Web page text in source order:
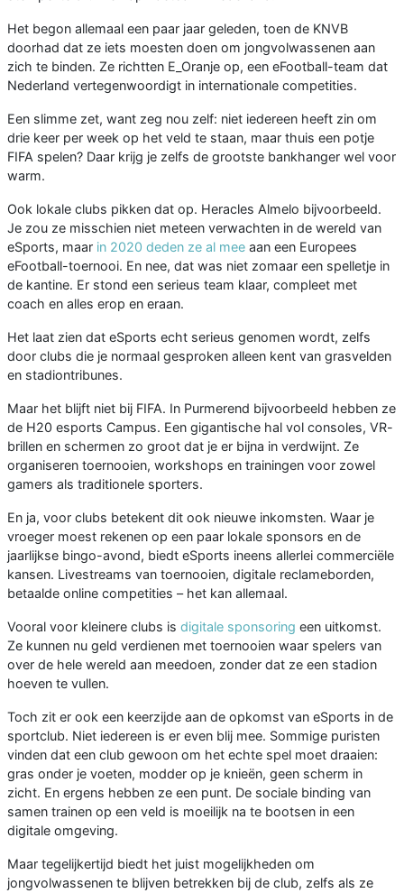
Het begon allemaal een paar jaar geleden, toen de KNVB
doorhad dat ze iets moesten doen om jongvolwassenen aan
zich te binden. Ze richtten E_Oranje op, een eFootball-team dat
Nederland vertegenwoordigt in internationale competities.
Een slimme zet, want zeg nou zelf: niet iedereen heeft zin om
drie keer per week op het veld te staan, maar thuis een potje
FIFA spelen? Daar krijg je zelfs de grootste bankhanger wel voor
warm.
Ook lokale clubs pikken dat op. Heracles Almelo bijvoorbeeld.
Je zou ze misschien niet meteen verwachten in de wereld van
eSports, maar in 2020 deden ze al mee aan een Europees
eFootball-toernooi. En nee, dat was niet zomaar een spelletje in
de kantine. Er stond een serieus team klaar, compleet met
coach en alles erop en eraan.
Het laat zien dat eSports echt serieus genomen wordt, zelfs
door clubs die je normaal gesproken alleen kent van grasvelden
en stadiontribunes.
Maar het blijft niet bij FIFA. In Purmerend bijvoorbeeld hebben ze
de H20 esports Campus. Een gigantische hal vol consoles, VR-
brillen en schermen zo groot dat je er bijna in verdwijnt. Ze
organiseren toernooien, workshops en trainingen voor zowel
gamers als traditionele sporters.
En ja, voor clubs betekent dit ook nieuwe inkomsten. Waar je
vroeger moest rekenen op een paar lokale sponsors en de
jaarlijkse bingo-avond, biedt eSports ineens allerlei commerciële
kansen. Livestreams van toernooien, digitale reclameborden,
betaalde online competities – het kan allemaal.
Vooral voor kleinere clubs is digitale sponsoring een uitkomst.
Ze kunnen nu geld verdienen met toernooien waar spelers van
over de hele wereld aan meedoen, zonder dat ze een stadion
hoeven te vullen.
Toch zit er ook een keerzijde aan de opkomst van eSports in de
sportclub. Niet iedereen is er even blij mee. Sommige puristen
vinden dat een club gewoon om het echte spel moet draaien:
gras onder je voeten, modder op je knieën, geen scherm in
zicht. En ergens hebben ze een punt. De sociale binding van
samen trainen op een veld is moeilijk na te bootsen in een
digitale omgeving.
Maar tegelijkertijd biedt het juist mogelijkheden om
jongvolwassenen te blijven betrekken bij de club, zelfs als ze